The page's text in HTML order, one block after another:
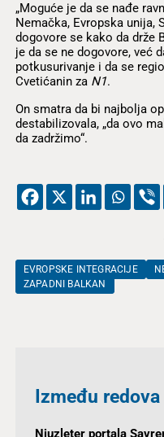
„Moguće je da se nađe
Nemačka, Evropska unija,
dogovore se kako da drže
je da se ne dogovore, već
potkusurivanje i da se
Cvetićanin za N1.
On smatra da bi najbolja
destabilizovala, „da ovo
da zadržimo“.
EVROPSKE INTEGRACIJE
ZAPADNI BALKAN
Između redova